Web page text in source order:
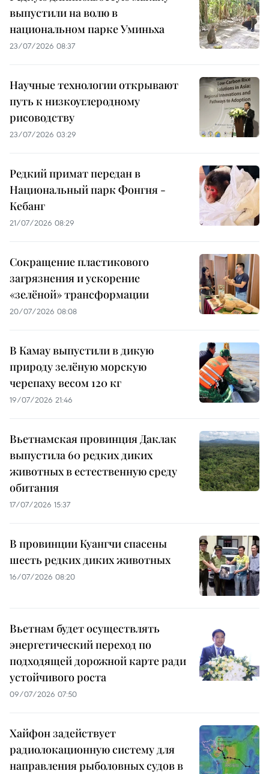
выпустили на волю в
национальном парке Уминьха
23/07/2026 08:37
Научные технологии открывают
путь к низкоуглеродному
рисоводству
23/07/2026 03:29
Редкий примат передан в
Национальный парк Фонгня -
Кебанг
21/07/2026 08:29
Сокращение пластикового
загрязнения и ускорение
«зелёной» трансформации
20/07/2026 08:08
В Камау выпустили в дикую
природу зелёную морскую
черепаху весом 120 кг
19/07/2026 21:46
Вьетнамская провинция Даклак
выпустила 60 редких диких
животных в естественную среду
обитания
17/07/2026 15:37
В провинции Куангчи спасены
шесть редких диких животных
16/07/2026 08:20
Вьетнам будет осуществлять
энергетический переход по
подходящей дорожной карте ради
устойчивого роста
09/07/2026 07:50
Хайфон задействует
радиолокационную систему для
направления рыболовных судов в